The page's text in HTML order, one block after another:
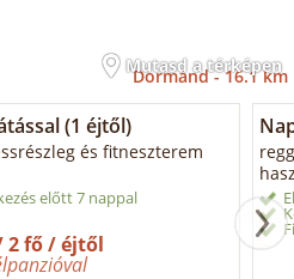
Mutasd a térképen
Dormánd -16.1 km
(1 éjtől)
és fitneszterem
előtt 7 nappal
2 fő / éjtől